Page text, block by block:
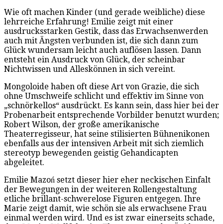
Wie oft machen Kinder (und gerade weibliche) diese
lehrreiche Erfahrung! Emilie zeigt mit einer
ausdrucksstarken Gestik, dass das Erwachsenwerden
auch mit Ängsten verbunden ist, die sich dann zum
Glück wundersam leicht auch auflösen lassen. Dann
entsteht ein Ausdruck von Glück, der scheinbar
Nichtwissen und Alleskönnen in sich vereint.
Mongoloide haben oft diese Art von Grazie, die sich
ohne Umschweife schlicht und effektiv im Sinne von
„schnörkellos“ ausdrückt. Es kann sein, dass hier bei der
Probenarbeit entsprechende Vorbilder benutzt wurden;
Robert Wilson, der große amerikanische
Theaterregisseur, hat seine stilisierten Bühnenikonen
ebenfalls aus der intensiven Arbeit mit sich ziemlich
stereotyp bewegenden geistig Gehandicapten
abgeleitet.
Emilie Mazoń setzt dieser hier eher neckischen Einfalt
der Bewegungen in der weiteren Rollengestaltung
etliche brillant-schwerelose Figuren entgegen. Ihre
Marie zeigt damit, wie schön sie als erwachsene Frau
einmal werden wird. Und es ist zwar einerseits schade,